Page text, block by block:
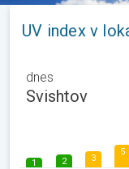
UV index v
dnes
Svishtov
1 2 3
5